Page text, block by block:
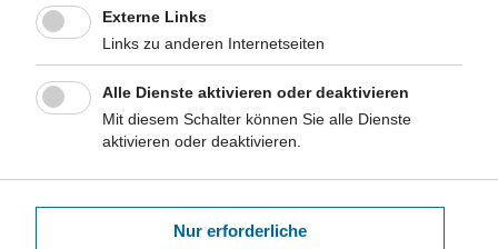
Suchbegriff
Gesunde Lebenswelten
Versorgung
Externe Links
Links zu anderen Internetseiten
Alle Dienste aktivieren oder deaktivieren
Mit diesem Schalter können Sie alle Dienste
aktivieren oder deaktivieren.
Nur erforderliche